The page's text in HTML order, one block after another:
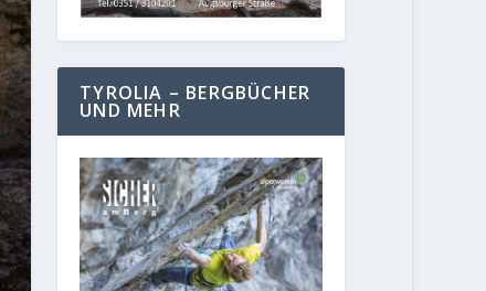
TYROLIA – BERGBÜCHER
UND MEHR